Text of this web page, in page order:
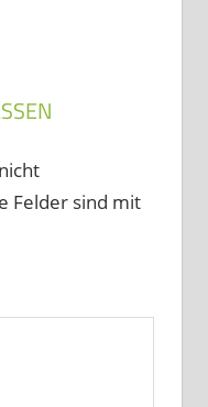
Felder sind mit